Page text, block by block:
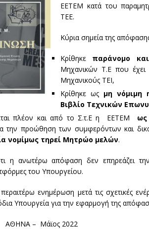
ΕΕΤΕΜ κατά του
ΤΕΕ.
Κύρια σημεία της απόφασης
Κρίθηκε παράνομο
Μηχανικών Τ.Ε που έχει
Μηχανικούς ΤΕΙ,
Κρίθηκε ως μη νόμιμη
Βιβλίο Τεχνικών
πλέον και από το Σ.τ.Ε η ΕΕΤΕΜ ως
την προώθηση των συμφερόντων και
νομίμως τηρεί Μητρώο μελών.
η ανωτέρω απόφαση δεν επηρεάζει
του Υπουργείου.
ενημέρωση μετά τις σχετικές
Υπουργεία για την εφαρμογή της
ΑΘΗΝΑ – Μάϊος 2022